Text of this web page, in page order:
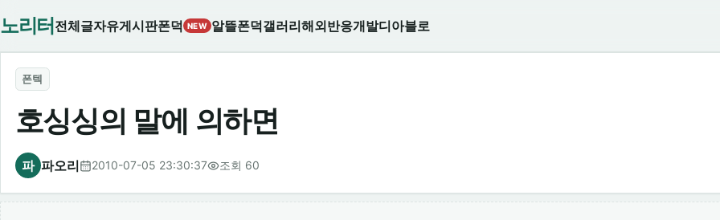
노리터 전체글자유게시판폰덕 NEW 알뜰폰덕갤러리해외반응개발디아블로
폰텍
호싱싱의 말에 의하면
파 파오리 2010-07-05 23:30:37 조회 60